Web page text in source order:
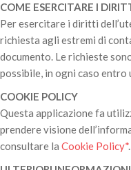
COME ESERCITARE I
Per esercitare i diritti
richiesta agli estremi di
documento. Le richieste
possibile, in ogni caso entro
COOKIE POLICY
Questa applicazione fa
prendere visione
consultare la Cookie Policy*.